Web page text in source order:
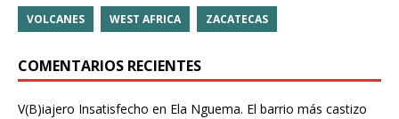
VOLCANES WEST AFRICA ZACATECAS
COMENTARIOS RECIENTES
V(B)iajero Insatisfecho en Ela Nguema. El barrio más castizo